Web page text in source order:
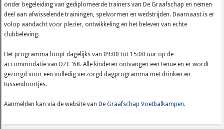
onder begeleiding van gediplomeerde trainers van De Graafschap en nemen
deel aan afwisselende trainingen, spelvormen en wedstrijden. Daarnaast is er
volop aandacht voor plezier, ontwikkeling en het beleven van echte
clubbeleving.
Het programma loopt dagelijks van 09:00 tot 15:00 uur op de
accommodatie van DZC ’68. Alle kinderen ontvangen een tenue en er wordt
gezorgd voor een volledig verzorgd dagprogramma met drinken en
tussendoortjes.
Aanmelden kan via de website van De Graafschap Voetbalkampen.